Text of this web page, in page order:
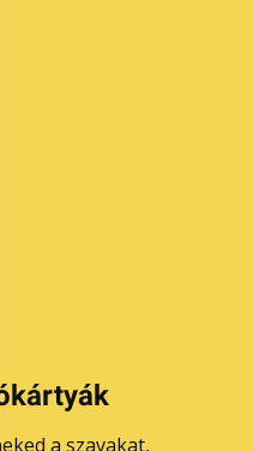
a szavakat,